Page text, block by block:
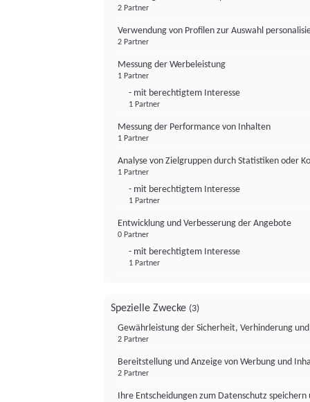
2 Partner
Verwendung von Profilen zur Auswahl
2 Partner
Messung der Werbeleistung
1 Partner
- mit berechtigtem Interesse
1 Partner
Messung der Performance von Inhalten
1 Partner
Analyse von Zielgruppen durch Statistiken oder
1 Partner
- mit berechtigtem Interesse
1 Partner
Entwicklung und Verbesserung der Angebote
0 Partner
- mit berechtigtem Interesse
1 Partner
Spezielle Zwecke (3)
Gewährleistung der Sicherheit, Verhinderung
2 Partner
Bereitstellung und Anzeige von Werbung und
2 Partner
Ihre Entscheidungen zum Datenschutz